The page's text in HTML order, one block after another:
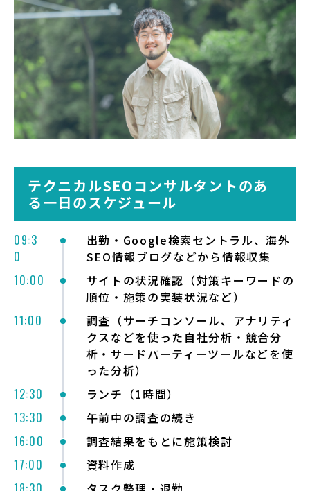
テクニカルSEOコンサルタントのあ
る一日のスケジュール
09:3
0
出勤・Google検索セントラル、海外
SEO情報ブログなどから情報収集
10:00
サイトの状況確認（対策キーワードの
順位・施策の実装状況など）
11:00
調査（サーチコンソール、アナリティ
クスなどを使った自社分析・競合分
析・サードパーティーツールなどを使
った分析）
12:30
ランチ（1時間）
13:30
午前中の調査の続き
16:00
調査結果をもとに施策検討
17:00
資料作成